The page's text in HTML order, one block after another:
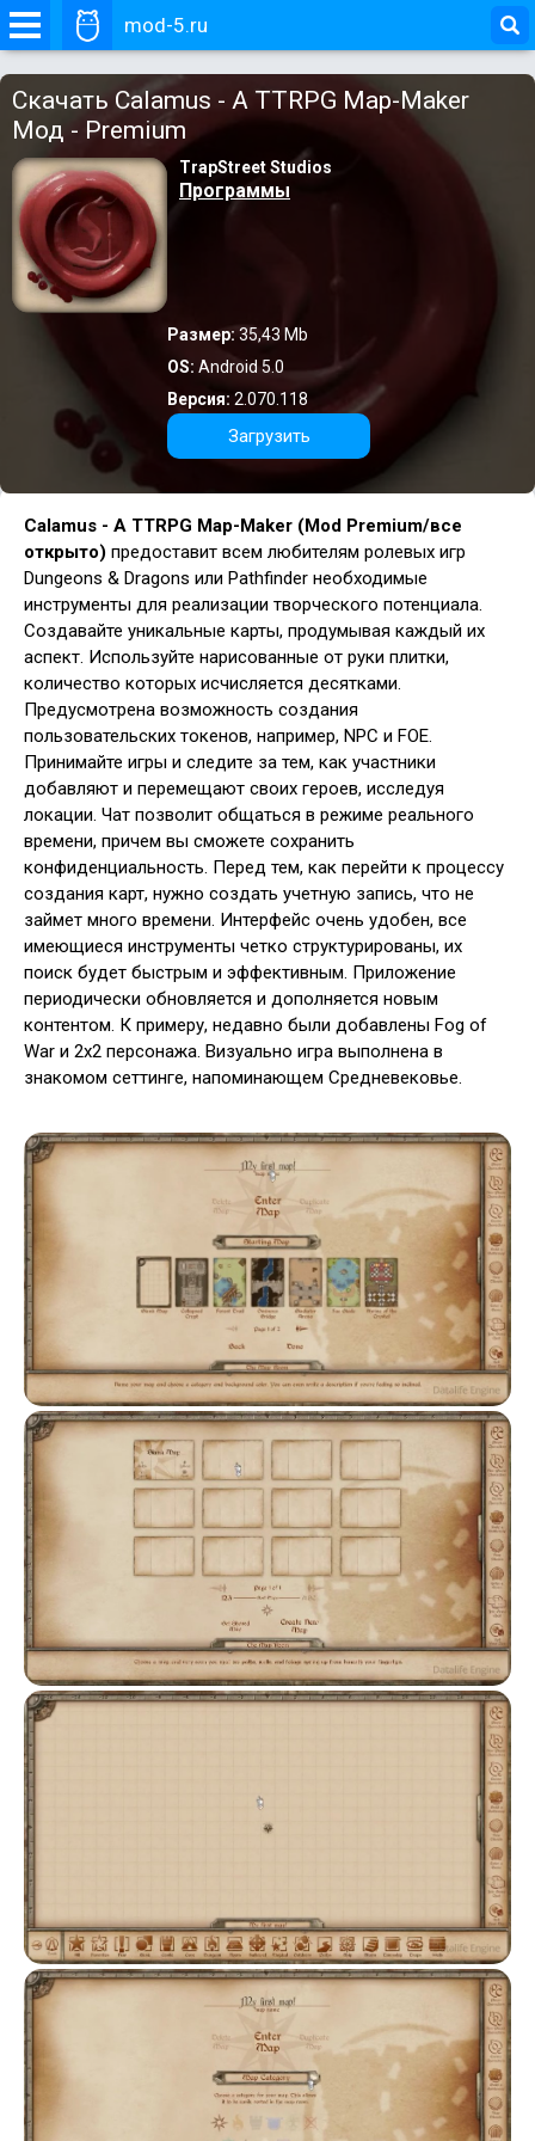
mod-5.ru
Скачать Calamus - A TTRPG Map-Maker
Мод - Premium
TrapStreet Studios
Программы
Размер: 35,43 Mb
OS: Android 5.0
Версия: 2.070.118
Загрузить
Calamus - A TTRPG Map-Maker (Mod Premium/все
открыто) предоставит всем любителям ролевых игр
Dungeons & Dragons или Pathfinder необходимые
инструменты для реализации творческого потенциала.
Создавайте уникальные карты, продумывая каждый их
аспект. Используйте нарисованные от руки плитки,
количество которых исчисляется десятками.
Предусмотрена возможность создания
пользовательских токенов, например, NPC и FOE.
Принимайте игры и следите за тем, как участники
добавляют и перемещают своих героев, исследуя
локации. Чат позволит общаться в режиме реального
времени, причем вы сможете сохранить
конфиденциальность. Перед тем, как перейти к процессу
создания карт, нужно создать учетную запись, что не
займет много времени. Интерфейс очень удобен, все
имеющиеся инструменты четко структурированы, их
поиск будет быстрым и эффективным. Приложение
периодически обновляется и дополняется новым
контентом. К примеру, недавно были добавлены Fog of
War и 2x2 персонажа. Визуально игра выполнена в
знакомом сеттинге, напоминающем Средневековье.